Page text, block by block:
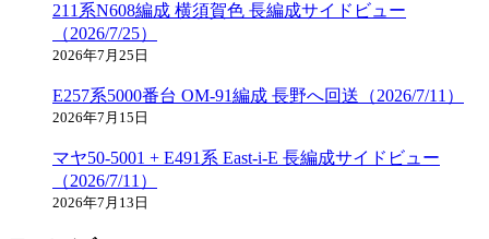
211系N608編成 横須賀色 長編成サイドビュー
（2026/7/25）
2026年7月25日
E257系5000番台 OM-91編成 長野へ回送（2026/7/11）
2026年7月15日
マヤ50-5001 + E491系 East-i-E 長編成サイドビュー
（2026/7/11）
2026年7月13日